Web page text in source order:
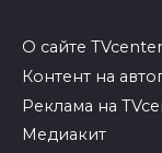
О сайте
Контент на
Реклама на
Медиакит